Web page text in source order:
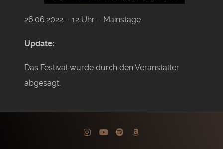
26.06.2022 – 12 Uhr – Mainstage
Update:
Das Festival wurde durch den Veranstalter
abgesagt.